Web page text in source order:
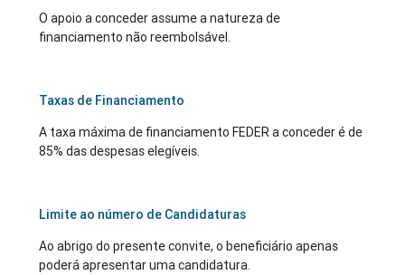
O apoio a conceder assume a natureza de
financiamento não reembolsável.
Taxas de Financiamento
A taxa máxima de financiamento FEDER a conceder é de
85% das despesas elegíveis.
Limite ao número de Candidaturas
Ao abrigo do presente convite, o beneficiário apenas
poderá apresentar uma candidatura.